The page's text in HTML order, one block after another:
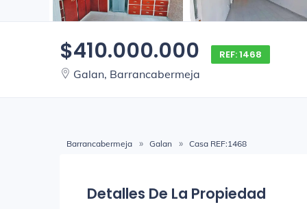
$410.000.000 REF: 1468
Galan, Barrancabermeja
Barrancabermeja Galan Casa REF:1468
Detalles De La Propiedad